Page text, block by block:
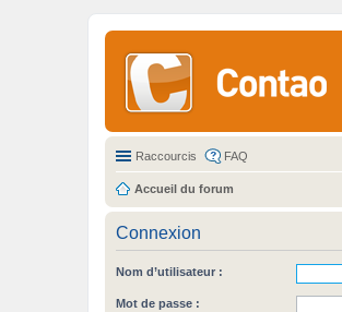
Raccourcis FAQ
Accueil du forum
Connexion
Nom d’utilisateur :
Mot de passe :